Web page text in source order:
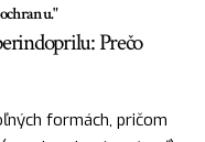
Prečo
formách, pričom